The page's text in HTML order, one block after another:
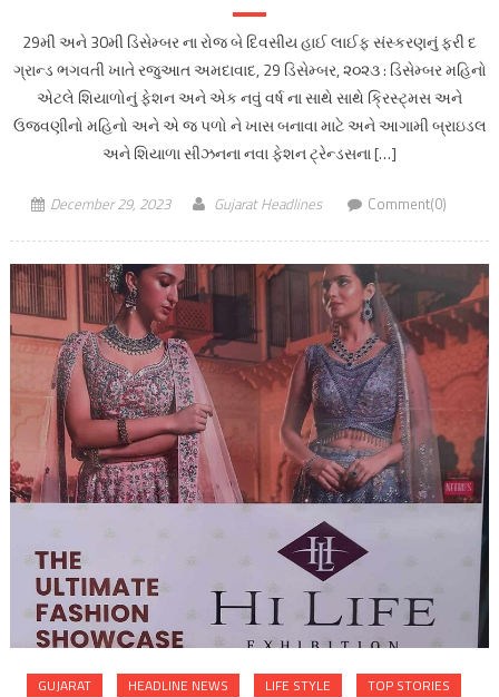
29મી અને 30મી ડિસેમ્બર ના રોજ બે દિવસીય હાઈ લાઈફ સંસ્કરણનું ફરી દ
ગ્રાન્ડ ભગવતી ખાતે રજુઆત અમદાવાદ, 29 ડિસેમ્બર, ૨૦૨૩ : ડિસેમ્બર મહિનો
એટલે શિયાળોનું ફેશન અને એક નવું વર્ષ ના સાથે સાથે ક્રિસ્ટ્મસ અને
ઉજવણીનો મહિનો અને એ જ પળો ને ખાસ બનાવા માટે અને આગામી બ્રાઇડલ
અને શિયાળા સીઝનના નવા ફેશન ટ્રેન્ડસના […]
December 29, 2023 Gujarat Headlines Comment(0)
GUJARAT HEADLINE NEWS LIFE STYLE TOP STORIES